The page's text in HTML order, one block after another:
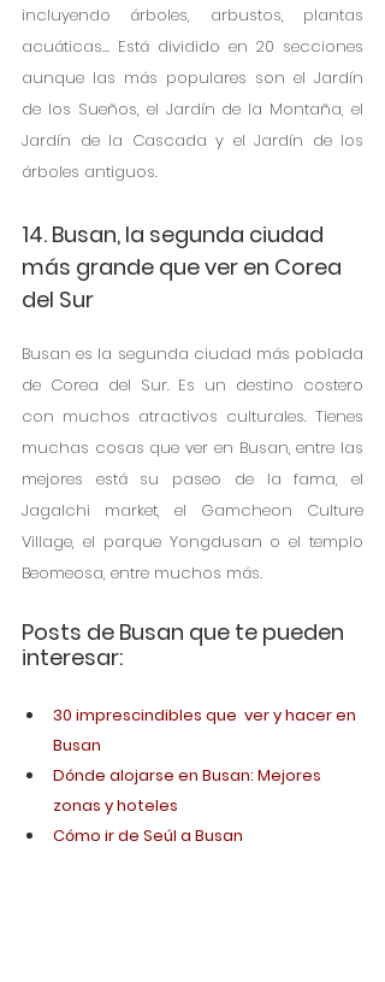
incluyendo árboles, arbustos, plantas
acuáticas… Está dividido en 20 secciones
aunque las más populares son el Jardín
de los Sueños, el Jardín de la Montaña, el
Jardín de la Cascada y el Jardín de los
árboles antiguos.
14. Busan, la segunda ciudad
más grande que ver en Corea
del Sur
Busan es la segunda ciudad más poblada
de Corea del Sur. Es un destino costero
con muchos atractivos culturales. Tienes
muchas cosas que ver en Busan, entre las
mejores está su paseo de la fama, el
Jagalchi market, el Gamcheon Culture
Village, el parque Yongdusan o el templo
Beomeosa, entre muchos más.
Posts de Busan que te pueden
interesar:
30 imprescindibles que  ver y hacer en
Busan
Dónde alojarse en Busan: Mejores
zonas y hoteles
Cómo ir de Seúl a Busan